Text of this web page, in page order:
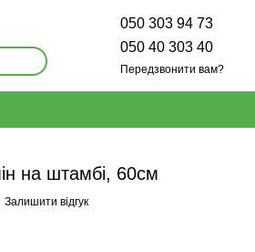
050 303 94 73
050 40 303 40
Передзвонити вам?
на штамбі, 60см
Залишити відгук